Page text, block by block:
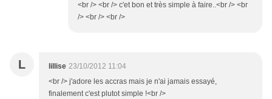
<br /> <br /> c'et bon et très simple à faire..<br /> <br
/> <br /> <br />
L lillise 23/10/2012 11:04
<br /> j'adore les accras mais je n'ai jamais essayé,
finalement c'est plutot simple !<br />